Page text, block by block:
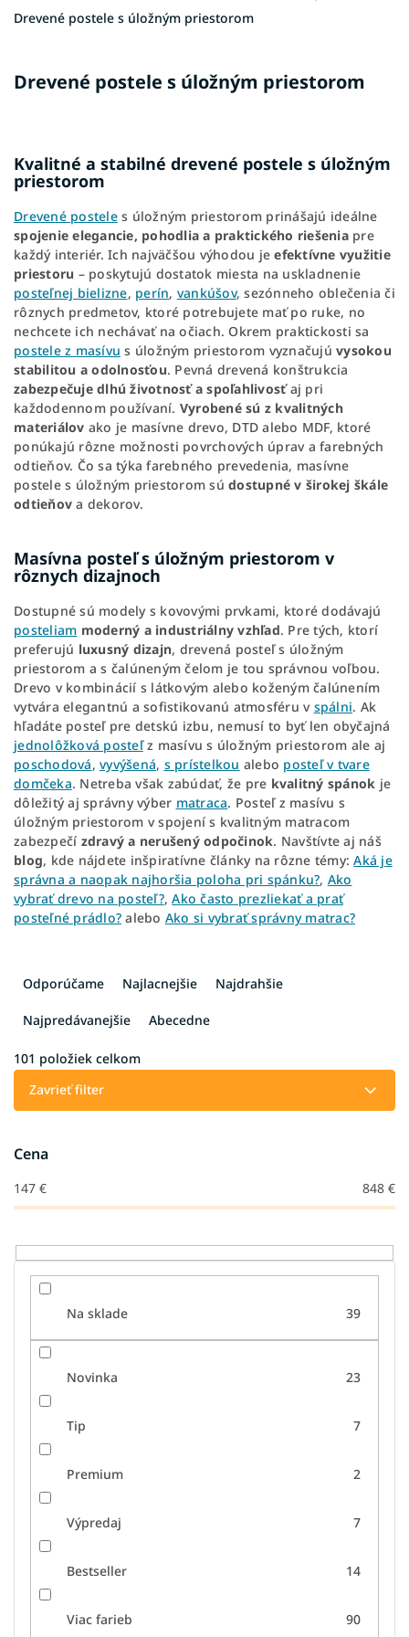
Drevené postele s úložným priestorom
Drevené postele s úložným priestorom
Kvalitné a stabilné drevené postele s úložným
priestorom
Drevené posteles úložným priestorom prinášajú ideálne
spojenie elegancie, pohodlia a praktického riešeniapre
každý interiér. Ich najväčšou výhodou jeefektívne využitie
priestoru – poskytujú dostatok miesta na uskladnenie
posteľnej bielizne, perín, vankúšov, sezónneho oblečenia či
rôznych predmetov, ktoré potrebujete mať po ruke, no
nechcete ich nechávať na očiach. Okrem praktickosti sa
postele z masívu s úložným priestorom vyznačujú vysokou
stabilitou a odolnosťou. Pevná drevená konštrukcia
zabezpečuje dlhú životnosť a spoľahlivosťaj pri
každodennom používaní. Vyrobené sú z kvalitných
materiálov ako je masívne drevo, DTD alebo MDF, ktoré
ponúkajú rôzne možnosti povrchových úprav a farebných
odtieňov. Čo sa týka farebného prevedenia, masívne
postele s úložným priestorom sú dostupné v širokej škále
odtieňov a dekorov.
Masívna posteľ s úložným priestorom v
rôznych dizajnoch
Dostupné sú modely s kovovými prvkami, ktoré dodávajú
posteliam moderný a industriálny vzhľad. Pre tých, ktorí
preferujú luxusný dizajn, drevená posteľ s úložným
priestorom a s čalúneným čelom je tou správnou voľbou.
Drevo v kombinácií s látkovým alebo koženým čalúnením
vytvára elegantnú a sofistikovanú atmosféru v spálni. Ak
hľadáte posteľ pre detskú izbu, nemusí to byť len obyčajná
jednolôžková posteľz masívu s úložným priestorom ale aj
poschodová, vyvýšená, s prístelkou alebo posteľ v tvare
domčeka. Netreba však zabúdať, že pre kvalitný spánok je
dôležitý aj správny výber matraca. Posteľ z masívu s
úložným priestorom v spojení s kvalitným matracom
zabezpečí zdravý a nerušený odpočinok. Navštívte aj náš
blog, kde nájdete inšpiratívne články na rôzne témy:Aká je
správna a naopak najhoršia poloha pri spánku?, Ako
vybrať drevo na posteľ?,Ako často prezliekať a prať
posteľné prádlo? alebo Ako si vybrať správny matrac?
a
i
e
d
u
k
o
v
Odporúčame Najlacnejšie Najdrahšie
Najpredávanejšie Abecedne
101 položiek celkom
Zavrieť filter
Cena
147 € 848 €
Na sklade 39
Novinka 23
Tip 7
Premium 2
Výpredaj 7
Bestseller 14
Viac farieb 90